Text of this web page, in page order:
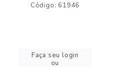
Código: 61946
Faça seu login
ou